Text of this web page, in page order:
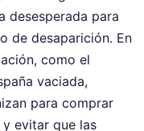
desesperada para
de desaparición. En
como el
vaciada,
para comprar
evitar que las